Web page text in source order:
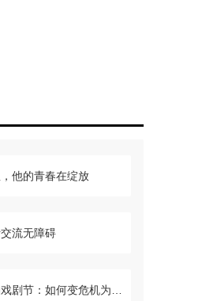
他的青春在绽放
流无障碍
剧节：如何变危机为生机